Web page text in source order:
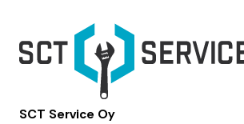
SCT Service Oy